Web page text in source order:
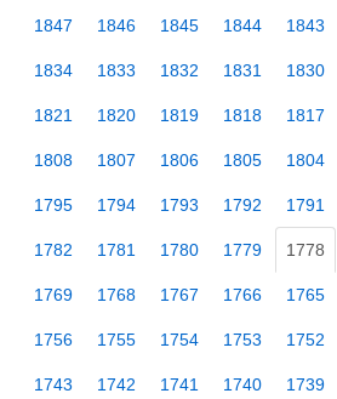
1847 1846 1845 1844 1843
1834 1833 1832 1831 1830
1821 1820 1819 1818 1817
1808 1807 1806 1805 1804
1795 1794 1793 1792 1791
1782 1781 1780 1779 1778
1769 1768 1767 1766 1765
1756 1755 1754 1753 1752
1743 1742 1741 1740 1739